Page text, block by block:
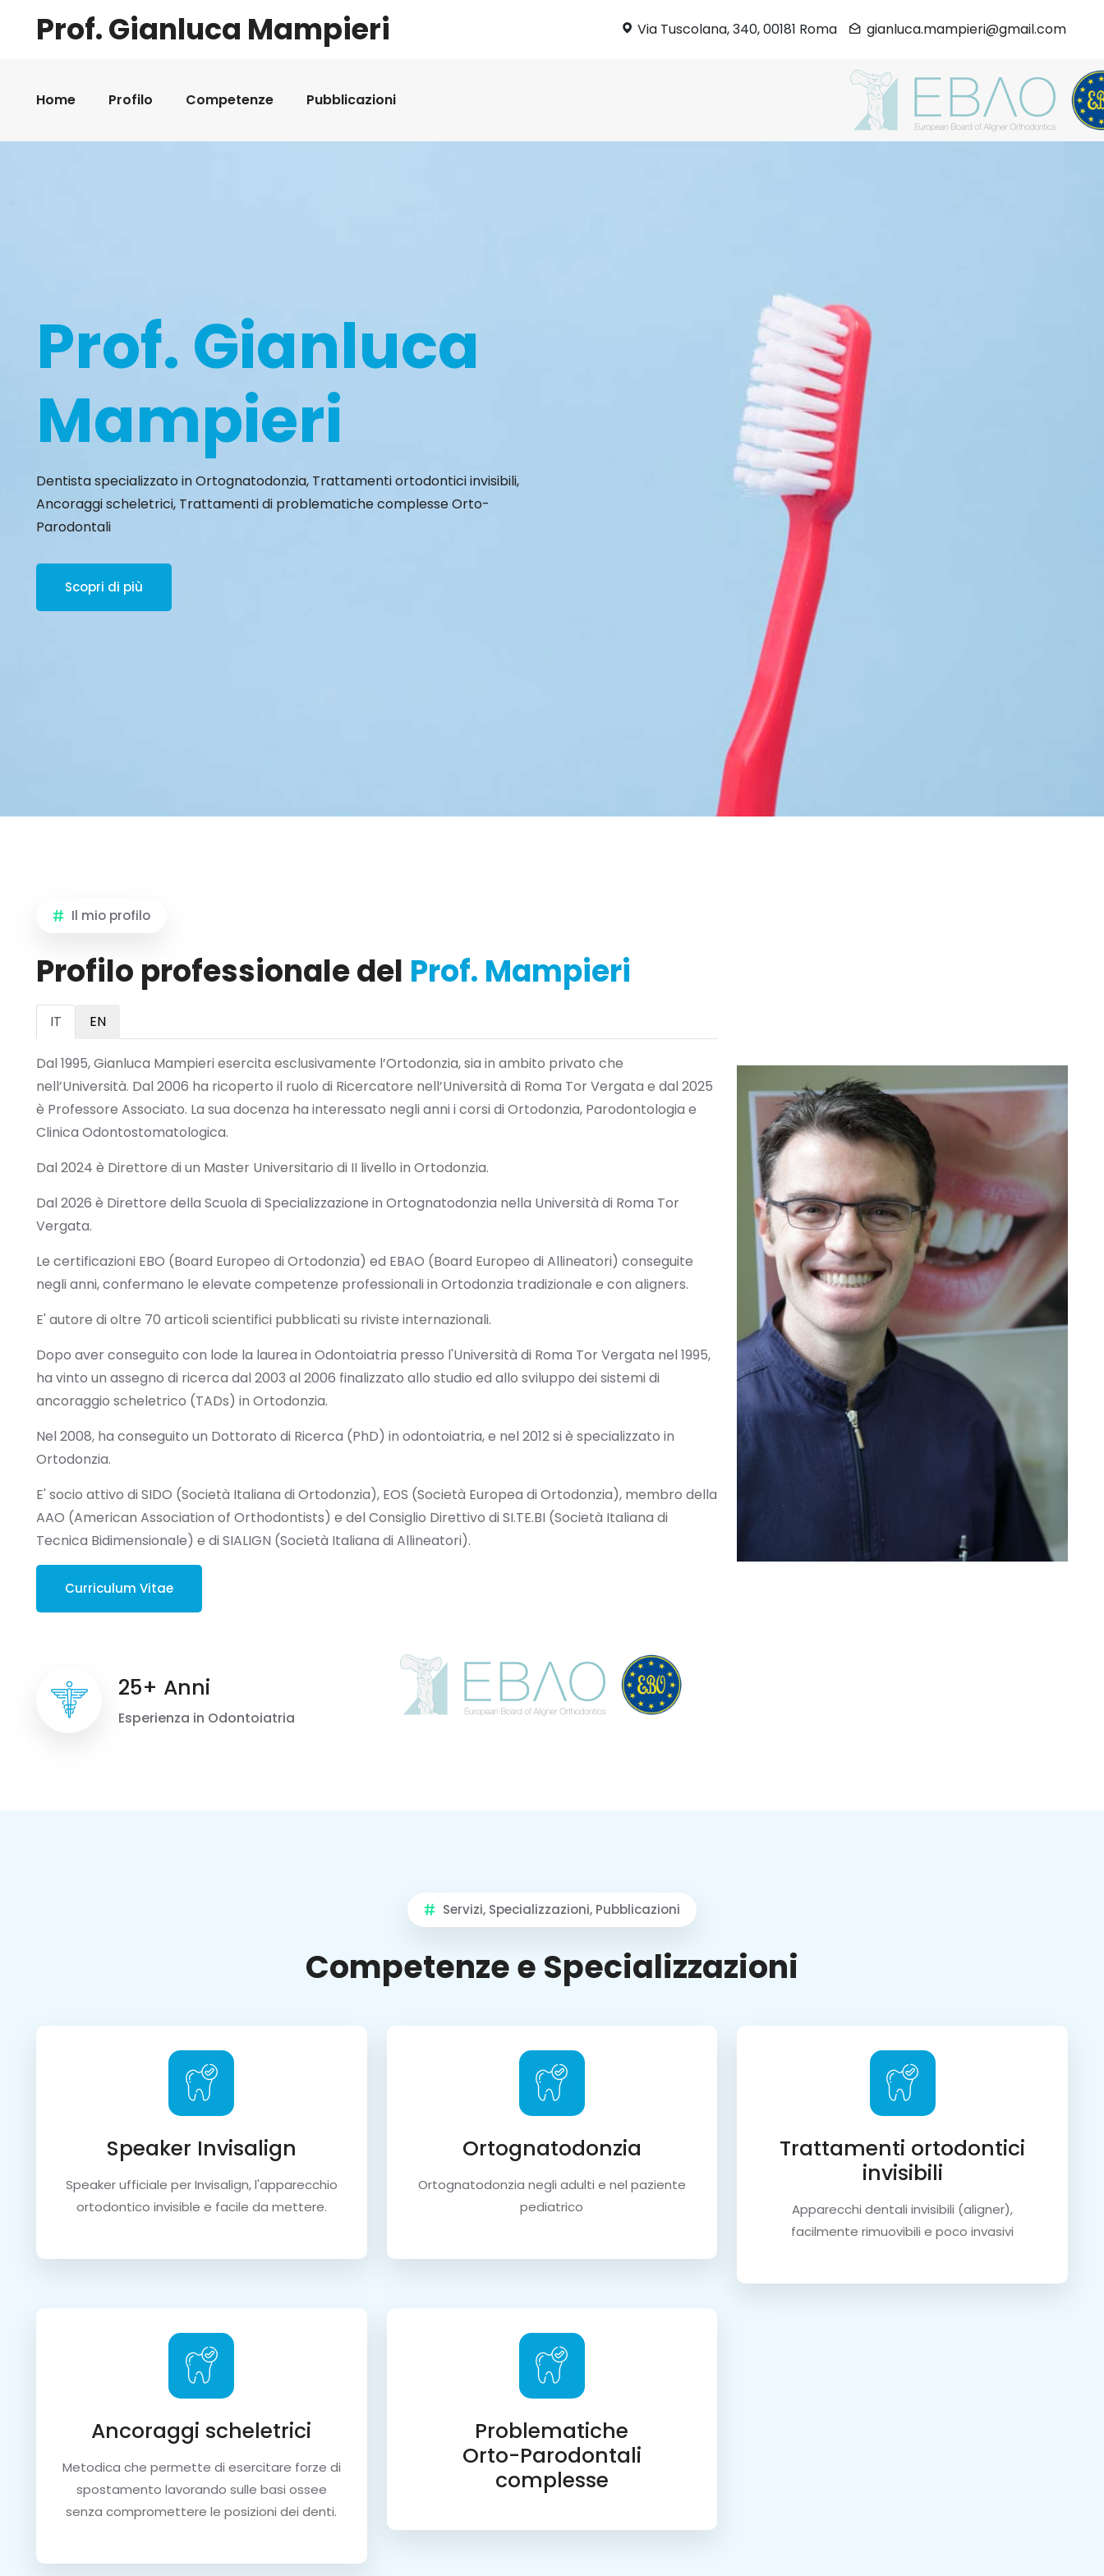
Prof. Gianluca Mampieri Via Tuscolana, 340, 00181 Roma gianluca.mampieri@gmail.com
Home Profilo Competenze Pubblicazioni
Prof. Gianluca
Mampieri
Dentista specializzato in Ortognatodonzia, Trattamenti ortodontici invisibili,
Ancoraggi scheletrici, Trattamenti di problematiche complesse Orto-
Parodontali
Scopri di più
Il mio profilo
Profilo professionale del Prof. Mampieri
IT EN
Dal 1995, Gianluca Mampieri esercita esclusivamente l’Ortodonzia, sia in ambito privato che
nell’Università. Dal 2006 ha ricoperto il ruolo di Ricercatore nell’Università di Roma Tor Vergata e dal 2025
è Professore Associato. La sua docenza ha interessato negli anni i corsi di Ortodonzia, Parodontologia e
Clinica Odontostomatologica.
Dal 2024 è Direttore di un Master Universitario di II livello in Ortodonzia.
Dal 2026 è Direttore della Scuola di Specializzazione in Ortognatodonzia nella Università di Roma Tor
Vergata.
Le certificazioni EBO (Board Europeo di Ortodonzia) ed EBAO (Board Europeo di Allineatori) conseguite
negli anni, confermano le elevate competenze professionali in Ortodonzia tradizionale e con aligners.
E' autore di oltre 70 articoli scientifici pubblicati su riviste internazionali.
Dopo aver conseguito con lode la laurea in Odontoiatria presso l'Università di Roma Tor Vergata nel 1995,
ha vinto un assegno di ricerca dal 2003 al 2006 finalizzato allo studio ed allo sviluppo dei sistemi di
ancoraggio scheletrico (TADs) in Ortodonzia.
Nel 2008, ha conseguito un Dottorato di Ricerca (PhD) in odontoiatria, e nel 2012 si è specializzato in
Ortodonzia.
E' socio attivo di SIDO (Società Italiana di Ortodonzia), EOS (Società Europea di Ortodonzia), membro della
AAO (American Association of Orthodontists) e del Consiglio Direttivo di SI.TE.BI (Società Italiana di
Tecnica Bidimensionale) e di SIALIGN (Società Italiana di Allineatori).
Curriculum Vitae
25+ Anni
Esperienza in Odontoiatria
Servizi, Specializzazioni, Pubblicazioni
Competenze e Specializzazioni
Speaker Invisalign
Speaker ufficiale per Invisalign, l'apparecchio
ortodontico invisible e facile da mettere.
Ortognatodonzia
Ortognatodonzia negli adulti e nel paziente
pediatrico
Trattamenti ortodontici
invisibili
Apparecchi dentali invisibili (aligner),
facilmente rimuovibili e poco invasivi
Ancoraggi scheletrici
Metodica che permette di esercitare forze di
spostamento lavorando sulle basi ossee
senza compromettere le posizioni dei denti.
Problematiche
Orto-Parodontali
complesse